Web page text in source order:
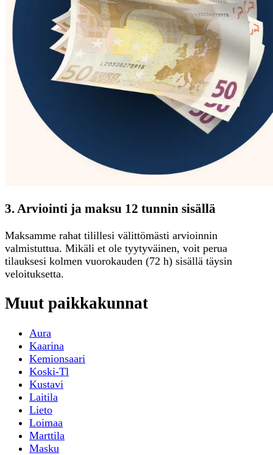
3. Arviointi ja maksu 12 tunnin sisällä
Maksamme rahat tilillesi välittömästi arvioinnin
valmistuttua. Mikäli et ole tyytyväinen, voit perua
tilauksesi kolmen vuorokauden (72 h) sisällä täysin
veloituksetta.
Muut paikkakunnat
Aura
Kaarina
Kemionsaari
Koski-Tl
Kustavi
Laitila
Lieto
Loimaa
Marttila
Masku